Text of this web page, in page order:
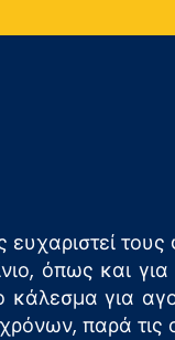
όπως και για
κάλεσμα για
παρά τις